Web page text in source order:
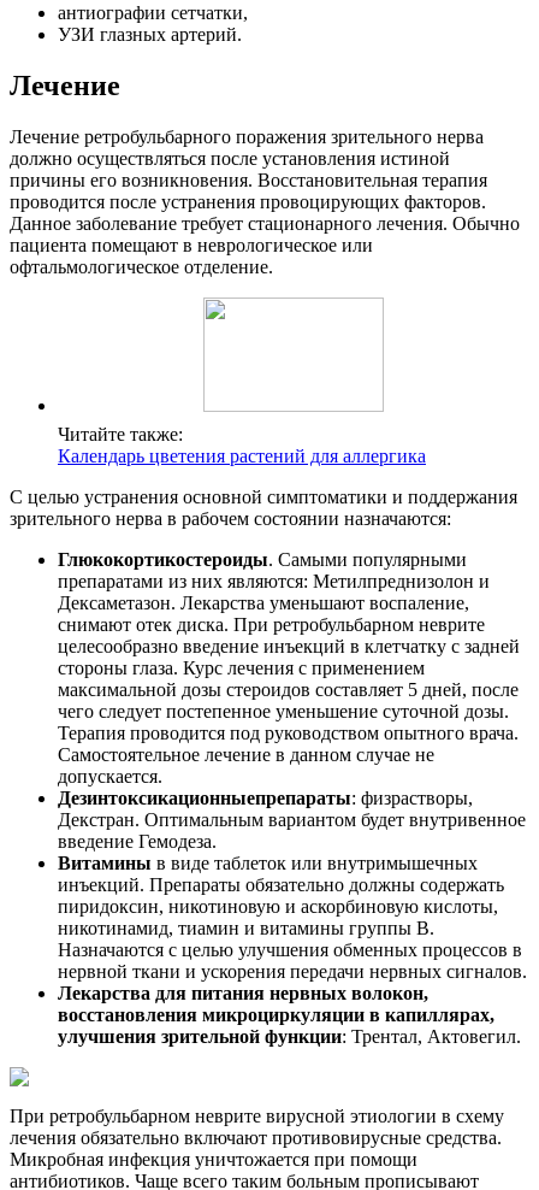
антиографии сетчатки,
УЗИ глазных артерий.
Лечение
Лечение ретробульбарного поражения зрительного нерва
должно осуществляться после установления истиной
причины его возникновения. Восстановительная терапия
проводится после устранения провоцирующих факторов.
Данное заболевание требует стационарного лечения. Обычно
пациента помещают в неврологическое или
офтальмологическое отделение.
Читайте также:
Календарь цветения растений для аллергика
С целью устранения основной симптоматики и поддержания
зрительного нерва в рабочем состоянии назначаются:
Глюкокортикостероиды. Самыми популярными
препаратами из них являются: Метилпреднизолон и
Дексаметазон. Лекарства уменьшают воспаление,
снимают отек диска. При ретробульбарном неврите
целесообразно введение инъекций в клетчатку с задней
стороны глаза. Курс лечения с применением
максимальной дозы стероидов составляет 5 дней, после
чего следует постепенное уменьшение суточной дозы.
Терапия проводится под руководством опытного врача.
Самостоятельное лечение в данном случае не
допускается.
Дезинтоксикационныепрепараты: физрастворы,
Декстран. Оптимальным вариантом будет внутривенное
введение Гемодеза.
Витамины в виде таблеток или внутримышечных
инъекций. Препараты обязательно должны содержать
пиридоксин, никотиновую и аскорбиновую кислоты,
никотинамид, тиамин и витамины группы В.
Назначаются с целью улучшения обменных процессов в
нервной ткани и ускорения передачи нервных сигналов.
Лекарства для питания нервных волокон,
восстановления микроциркуляции в капиллярах,
улучшения зрительной функции: Трентал, Актовегил.
При ретробульбарном неврите вирусной этиологии в схему
лечения обязательно включают противовирусные средства.
Микробная инфекция уничтожается при помощи
антибиотиков. Чаще всего таким больным прописывают